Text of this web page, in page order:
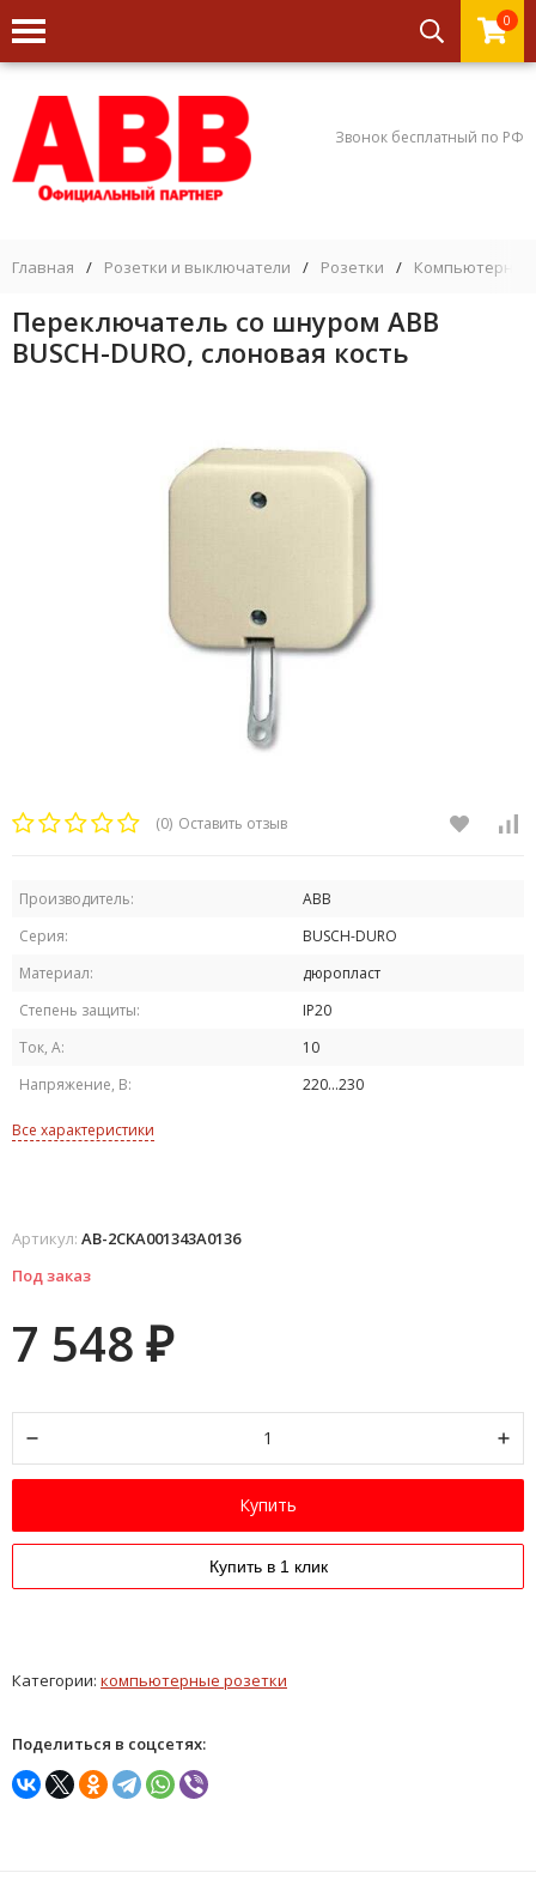
0
Звонок бесплатный по РФ
Главная / Розетки и выключатели / Розетки / Компьютерные
Переключатель со шнуром ABB
BUSCH-DURO, слоновая кость
(0) Оставить отзыв
Производитель:
ABB
Серия:
BUSCH-DURO
Материал:
дюропласт
Степень защиты:
IP20
Ток, А:
10
Напряжение, В:
220...230
Все характеристики
Артикул: AB-2CKA001343A0136
Под заказ
7 548 ₽
Купить
Купить в 1 клик
Категории: компьютерные розетки
Поделиться в соцсетях: